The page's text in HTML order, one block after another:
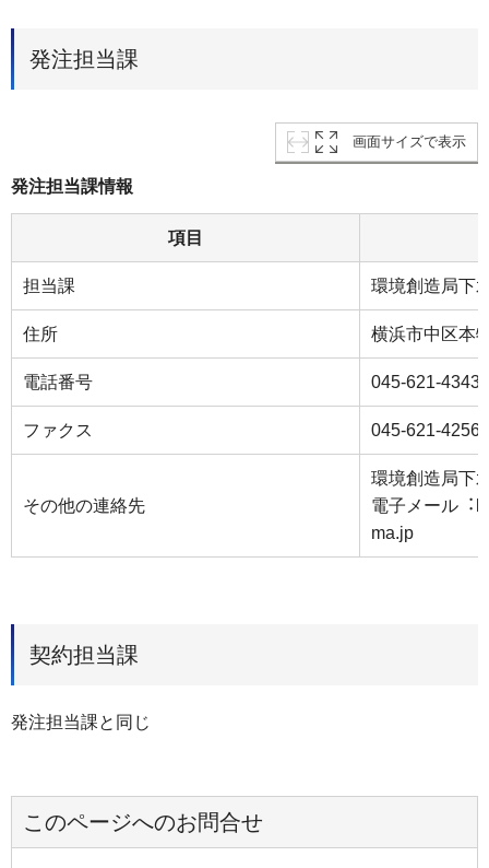
発注担当課
画面サイズで表示
発注担当課情報
項目
担当課 環境創造局下
住所 横浜市中区本
電話番号 045-621-4343
ファクス 045-621-4256
その他の連絡先
環境創造局下
電⼦メール
ma.jp
契約担当課
発注担当課と同じ
このページへのお問合せ